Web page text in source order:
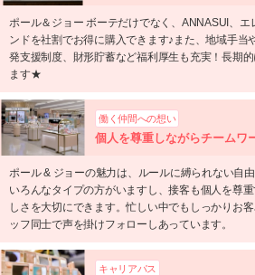
ポール＆ジョー ボーテだけでなく、ANNASUI、エ
ンドを社割でお得に購入できます♪また、地域手当
発支援制度、財形貯蓄など福利厚生も充実！長期
ます★
働く仲間への想い
個人を尊重しながらチームワ
ポール & ジョーの魅力は、ルールに縛られない自
いろんなタイプの方がいますし、接客も個人を尊
しさを大切にできます。忙しい中でもしっかりお
ッフ同士で声を掛けフォローしあっています。
キャリアパス